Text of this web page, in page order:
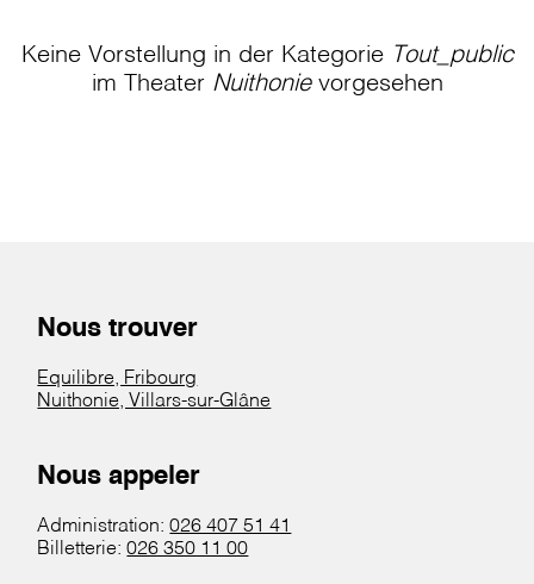
Keine Vorstellung in der Kategorie Tout_public
im Theater Nuithonievorgesehen
Nous trouver
Equilibre, Fribourg
Nuithonie, Villars-sur-Glâne
Nous appeler
Administration:026 407 51 41
Billetterie:026 350 11 00